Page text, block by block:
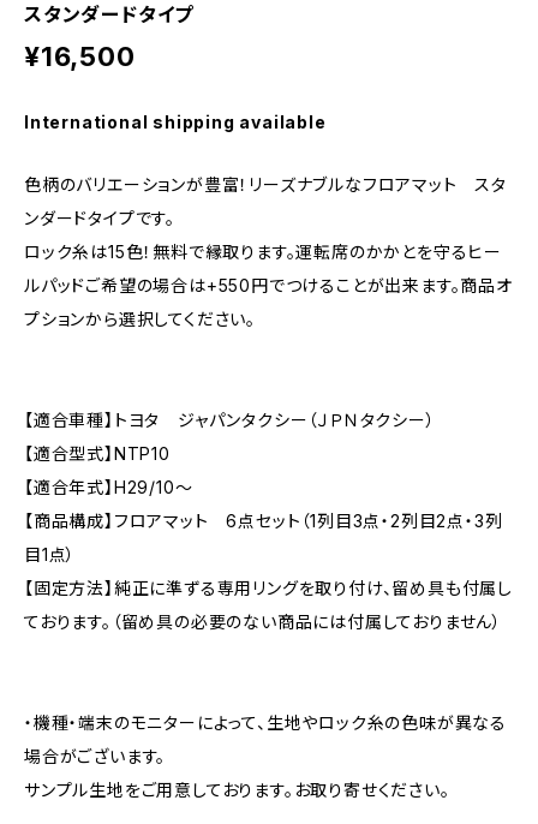
スタンダードタイプ
¥16,500
International shipping available
色柄のバリエーションが豊富！リーズナブルなフロアマット スタ
ンダードタイプです。
ロック糸は15色！無料で縁取ります。運転席のかかとを守るヒー
ルパッドご希望の場合は+550円でつけることが出来ます。商品オ
プションから選択してください。
【適合車種】トヨタ ジャパンタクシー（ＪＰＮタクシー）
【適合型式】NTP10
【適合年式】H29/10〜
【商品構成】フロアマット 6点セット（1列目3点・2列目2点・3列
目1点）
【固定方法】純正に準ずる専用リングを取り付け、留め具も付属し
ております。（留め具の必要のない商品には付属しておりません）
・機種・端末のモニターによって、生地やロック糸の色味が異なる
場合がございます。
サンプル生地をご用意しております。お取り寄せください。